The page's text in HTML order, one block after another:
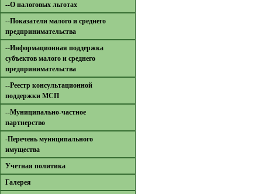
--О налоговых льготах
--Показатели малого и среднего
предпринимательства
--Информационная поддержка
субъектов малого и среднего
предпринимательства
--Реестр консультационной
поддержки МСП
--Муниципально-частное
партнерство
-Перечень муниципального
имущества
Учетная политика
Галерея